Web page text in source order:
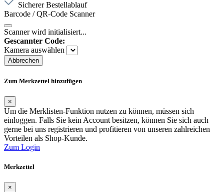
Sicherer Bestellablauf
Barcode / QR-Code Scanner
Scanner wird initialisiert...
Gescannter Code:
Kamera auswählen
Abbrechen
Zum Merkzettel hinzufügen
×
Um die Merklisten-Funktion nutzen zu können, müssen sich
einloggen. Falls Sie kein Account besitzen, können Sie sich auch
gerne bei uns registrieren und profitieren von unseren zahlreichen
Vorteilen als Shop-Kunde.
Zum Login
Merkzettel
×